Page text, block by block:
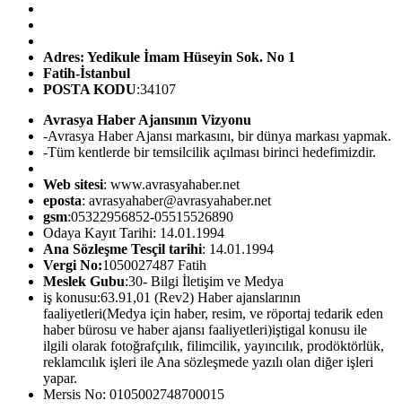
Adres: Yedikule İmam Hüseyin Sok. No 1
Fatih-İstanbul
POSTA KODU:34107
Avrasya Haber Ajansının Vizyonu
-Avrasya Haber Ajansı markasını, bir dünya markası yapmak.
-Tüm kentlerde bir temsilcilik açılması birinci hedefimizdir.
Web sitesi: www.avrasyahaber.net
eposta: avrasyahaber@avrasyahaber.net
gsm:05322956852-05515526890
Odaya Kayıt Tarihi: 14.01.1994
Ana Sözleşme Tesçil tarihi: 14.01.1994
Vergi No:1050027487 Fatih
Meslek Gubu:30- Bilgi İletişim ve Medya
iş konusu:63.91,01 (Rev2) Haber ajanslarının
faaliyetleri(Medya için haber, resim, ve röportaj tedarik eden
haber bürosu ve haber ajansı faaliyetleri)iştigal konusu ile
ilgili olarak fotoğrafçılık, filimcilik, yayıncılık, prodöktörlük,
reklamcılık işleri ile Ana sözleşmede yazılı olan diğer işleri
yapar.
Mersis No: 0105002748700015